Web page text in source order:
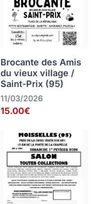
Brocante des Amis
du vieux village /
Saint-Prix (95)
11/03/2026
15.00€